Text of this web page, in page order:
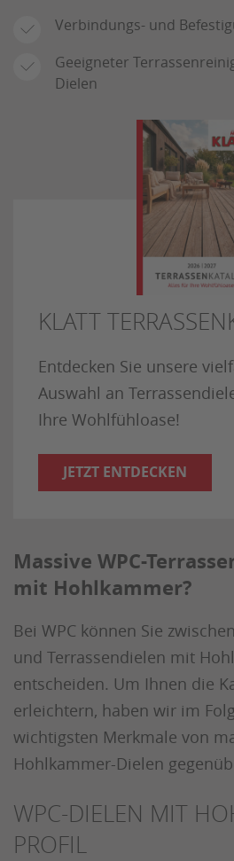
Verbindungs- und
Geeigneter
Dielen
KLATT
Entdecken Sie unsere
Auswahl an
Ihre Wohlfühloase!
JETZT ENTDECKEN
Massive WPC-
mit Hohlkammer?
Bei WPC können Sie
und Terrassendielen mit
entscheiden. Um Ihnen die
erleichtern, haben wir im
wichtigsten Merkmale von
Hohlkammer-Dielen
WPC-DIELEN MIT
PROFIL